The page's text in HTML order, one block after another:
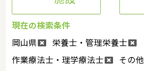
現在の検索条件
岡山県
栄養士・管理栄養士
作業療法士・理学療法士
その他